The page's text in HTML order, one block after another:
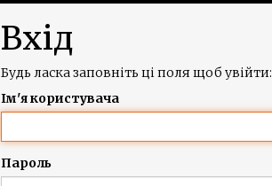
Вхід
Будь ласка заповніть ці поля щоб увійти:
Ім'я користувача
Пароль